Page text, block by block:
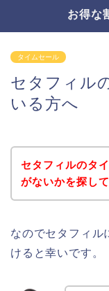
お得な
タイムセール
セタフィル
いる方へ
セタフィルのタ
がないかを探し
なのでセタフィル
けると幸いです。